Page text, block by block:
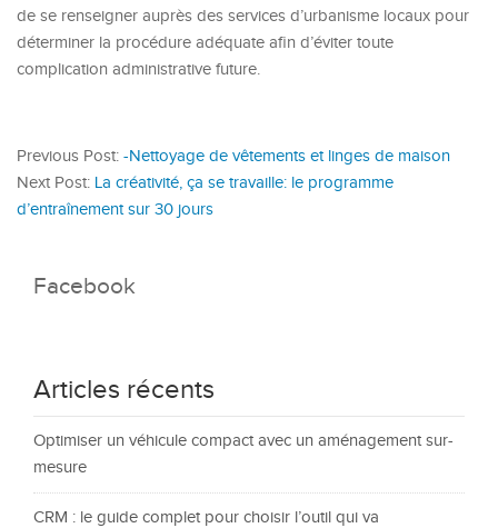
de se renseigner auprès des services d’urbanisme locaux pour
déterminer la procédure adéquate afin d’éviter toute
complication administrative future.
Previous Post: -Nettoyage de vêtements et linges de maison
Next Post: La créativité, ça se travaille: le programme
d’entraînement sur 30 jours
Facebook
Articles récents
Optimiser un véhicule compact avec un aménagement sur-
mesure
CRM : le guide complet pour choisir l’outil qui va